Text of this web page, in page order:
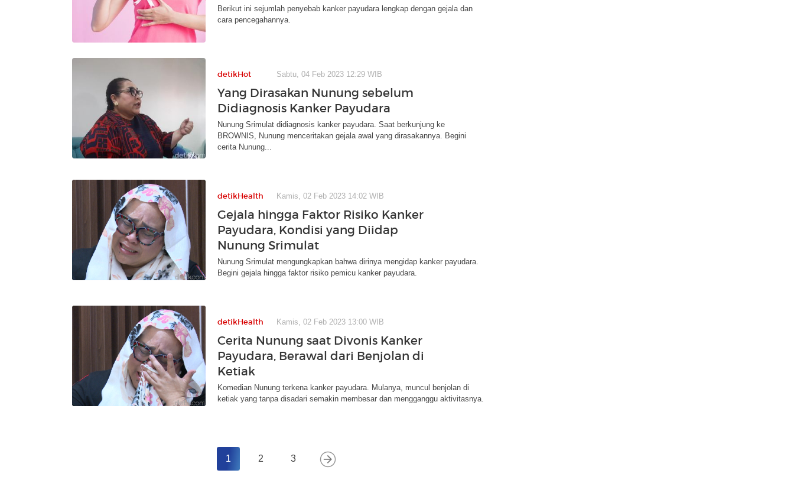
Berikut ini sejumlah penyebab kanker payudara lengkap dengan gejala dan
cara pencegahannya.
detikHot Sabtu, 04 Feb 2023 12:29 WIB
Yang Dirasakan Nunung sebelum
Didiagnosis Kanker Payudara
Nunung Srimulat didiagnosis kanker payudara. Saat berkunjung ke
BROWNIS, Nunung menceritakan gejala awal yang dirasakannya. Begini
cerita Nunung...
detikHealth Kamis, 02 Feb 2023 14:02 WIB
Gejala hingga Faktor Risiko Kanker
Payudara, Kondisi yang Diidap
Nunung Srimulat
Nunung Srimulat mengungkapkan bahwa dirinya mengidap kanker payudara.
Begini gejala hingga faktor risiko pemicu kanker payudara.
detikHealth Kamis, 02 Feb 2023 13:00 WIB
Cerita Nunung saat Divonis Kanker
Payudara, Berawal dari Benjolan di
Ketiak
Komedian Nunung terkena kanker payudara. Mulanya, muncul benjolan di
ketiak yang tanpa disadari semakin membesar dan mengganggu aktivitasnya.
1 2 3